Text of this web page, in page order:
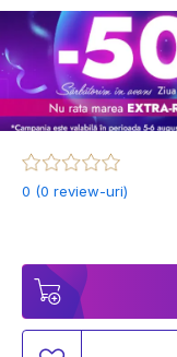
0 (0 review-uri)